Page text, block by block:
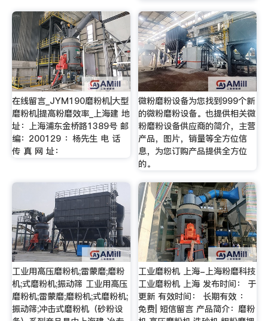
在线留言_JYM190磨粉机|大型
磨粉机|提高粉磨效率_上海建 地
址：上海浦东金桥路1389号 邮
编：200129 ：杨先生 电 话
传 真 网 址：
微粉磨粉设备为您找到999个新
的微粉磨粉设备。也提供相关微
粉磨粉设备供应商的简介，主营
产品，图片，销量等全方位信
息，为您订购产品提供全方位
的。
工业用高压磨粉机;雷蒙磨;磨粉
机;式磨粉机;振动筛 工业用高压
磨粉机;雷蒙磨;磨粉机;式磨粉机;
振动筛;冲击式磨粉机（砂粉设
工业磨粉机 上海-上海粉磨科技
工业磨粉机 上海 发布时间： 于
更新 有效时间： 长期有效 ：
免费| 短信留言 产品简介：磨粉